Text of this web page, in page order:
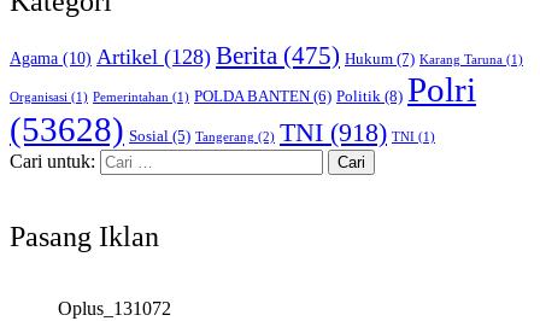
Agama (10) Artikel (128) Berita (475) Hukum (7) Karang Taruna (1)
Organisasi (1) Pemerintahan (1) POLDA BANTEN (6) Politik (8) Polri
(53628) Sosial (5) Tangerang (2) TNI (918) TNI (1)
Cari untuk:
Pasang Iklan
Oplus_131072